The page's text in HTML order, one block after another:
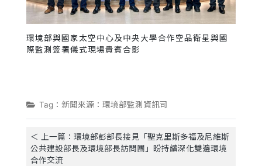
環境部與國家太空中心及中央大學合作空品衛星與國
際監測簽署儀式現場貴賓合影
Tag：新聞來源：環境部監測資訊司
＜ 上一篇：環境部彭部長接見「聖克里斯多福及尼維斯
公共建設部長及環境部長訪問團」盼持續深化雙邊環境
合作交流